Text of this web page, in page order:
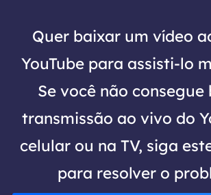
Quer baixar um vídeo
YouTube para assisti-lo
Se você não consegue
transmissão ao vivo do
celular ou na TV, siga
para resolver o